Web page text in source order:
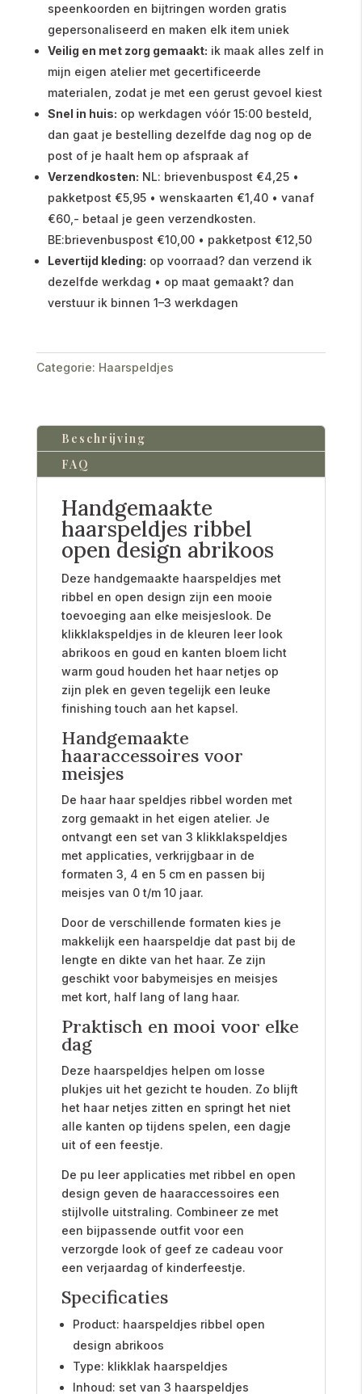
speenkoorden en bijtringen worden gratis
gepersonaliseerd en maken elk item uniek
Veilig en met zorg gemaakt: ik maak alles zelf in
mijn eigen atelier met gecertificeerde
materialen, zodat je met een gerust gevoel kiest
Snel in huis: op werkdagen vóór 15:00 besteld,
dan gaat je bestelling dezelfde dag nog op de
post of je haalt hem op afspraak af
Verzendkosten: NL: brievenbuspost €4,25 •
pakketpost €5,95 • wenskaarten €1,40 • vanaf
€60,- betaal je geen verzendkosten.
BE:brievenbuspost €10,00 • pakketpost €12,50
Levertijd kleding: op voorraad? dan verzend ik
dezelfde werkdag • op maat gemaakt? dan
verstuur ik binnen 1–3 werkdagen
Categorie: Haarspeldjes
Beschrijving
FAQ
Handgemaakte
haarspeldjes ribbel
open design abrikoos
Deze handgemaakte haarspeldjes met
ribbel en open design zijn een mooie
toevoeging aan elke meisjeslook. De
klikklakspeldjes in de kleuren leer look
abrikoos en goud en kanten bloem licht
warm goud houden het haar netjes op
zijn plek en geven tegelijk een leuke
finishing touch aan het kapsel.
Handgemaakte
haaraccessoires voor
meisjes
De haar haar speldjes ribbel worden met
zorg gemaakt in het eigen atelier. Je
ontvangt een set van 3 klikklakspeldjes
met applicaties, verkrijgbaar in de
formaten 3, 4 en 5 cm en passen bij
meisjes van 0 t/m 10 jaar.
Door de verschillende formaten kies je
makkelijk een haarspeldje dat past bij de
lengte en dikte van het haar. Ze zijn
geschikt voor babymeisjes en meisjes
met kort, half lang of lang haar.
Praktisch en mooi voor elke
dag
Deze haarspeldjes helpen om losse
plukjes uit het gezicht te houden. Zo blijft
het haar netjes zitten en springt het niet
alle kanten op tijdens spelen, een dagje
uit of een feestje.
De pu leer applicaties met ribbel en open
design geven de haaraccessoires een
stijlvolle uitstraling. Combineer ze met
een bijpassende outfit voor een
verzorgde look of geef ze cadeau voor
een verjaardag of kinderfeestje.
Specificaties
Product: haarspeldjes ribbel open
design abrikoos
Type: klikklak haarspeldjes
Inhoud: set van 3 haarspeldjes